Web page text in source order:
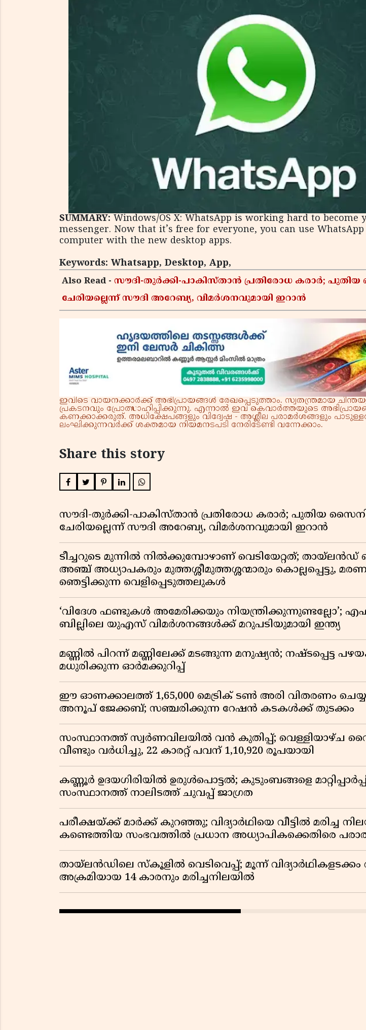
SUMMARY: Windows/OS X: WhatsApp is working hard to become
messenger. Now that it’s free for everyone, you can use
computer with the new desktop apps.
Keywords: Whatsapp, Desktop, App,
Also Read - സൗദി-തുർക്കി-പാകിസ്താൻ പ്രതിരോധ കരാർ;
ചേരിയല്ലെന്ന് സൗദി അറേബ്യ, വിമർശനവുമായി ഇറാൻ
ഇവിടെ വായനക്കാർക്ക് അഭിപ്രായങ്ങൾ രേഖപ്പെടുത്താം. സ്വതന്ത്രമായ
പ്രകടനവും പ്രോത്സാഹിപ്പിക്കുന്നു. എന്നാൽ ഇവ കെവാർത്തയുടെ
കണക്കാക്കരുത്. അധിക്ഷേപങ്ങളും വിദ്വേഷ - അശ്ലീല പരാമർശങ്ങളും
ലംഘിക്കുന്നവർക്ക് ശക്തമായ നിയമനടപടി നേരിടേണ്ടി വന്നേക്കാം.
Share this story
സൗദി-തുർക്കി-പാകിസ്താൻ പ്രതിരോധ കരാർ; പുതിയ
ചേരിയല്ലെന്ന് സൗദി അറേബ്യ, വിമർശനവുമായി ഇറാൻ
ടീച്ചറുടെ മുന്നിൽ നിൽക്കുമ്പോഴാണ് വെടിയേറ്റത്; തായ്‌ലൻഡ്
അഞ്ച് അധ്യാപകരും മുത്തശ്ശീമുത്തശ്ശന്മാരും കൊല്ലപ്പെട്ടു,
ഞെട്ടിക്കുന്ന വെളിപ്പെടുത്തലുകൾ
‘വിദേശ ഫണ്ടുകൾ അമേരിക്കയും
ബില്ലിലെ യുഎസ് വിമർശനങ്ങൾക്ക് മറുപടിയുമായി ഇന്ത്യ
മണ്ണിൽ പിറന്ന് മണ്ണിലേക്ക് മടങ്ങുന്ന മനുഷ്യൻ; നഷ്ടപ്പെട്ട
മധുരിക്കുന്ന ഓർമക്കുറിപ്പ്
ഈ ഓണക്കാലത്ത് 1,65,000 മെട്രിക് ടൺ അരി വിതരണം
അനൂപ് ജേക്കബ്; സഞ്ചരിക്കുന്ന റേഷൻ കടകൾക്ക് തുടക്കം
സംസ്ഥാനത്ത് സ്വർണവിലയിൽ വൻ കുതിപ്പ്; വെള്ളിയാഴ്ച
വീണ്ടും വർധിച്ചു, 22 കാരറ്റ് പവന് 1,10,920 രൂപയായി
കണ്ണൂർ ഉദയഗിരിയിൽ ഉരുൾപൊട്ടൽ; കുടുംബങ്ങളെ
സംസ്ഥാനത്ത് നാലിടത്ത് ചുവപ്പ് ജാഗ്രത
പരീക്ഷയ്ക്ക് മാർക്ക് കുറഞ്ഞു; വിദ്യാർഥിയെ വീട്ടിൽ മരിച്ച
കണ്ടെത്തിയ സംഭവത്തിൽ പ്രധാന അധ്യാപികക്കെതിരെ
തായ്‌ലൻഡിലെ സ്‌കൂളിൽ വെടിവെപ്പ്; മൂന്ന്
അക്രമിയായ 14 കാരനും മരിച്ചനിലയിൽ